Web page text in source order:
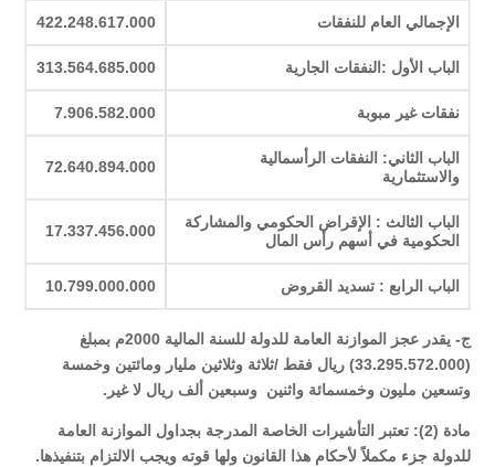
الإجمالي العام للنفقات 422.248.617.000
الباب الأول :النفقات الجارية 313.564.685.000
نفقات غير مبوبة 7.906.582.000
الباب الثاني: النفقات الرأسمالية
والاستثمارية
72.640.894.000
الباب الثالث : الإقراض الحكومي والمشاركة
الحكومية في أسهم رأس المال
17.337.456.000
الباب الرابع : تسديد القروض 10.799.000.000
ج- يقدر عجز الموازنة العامة للدولة للسنة المالية 2000م بمبلغ
(33.295.572.000) ريال فقط /ثلاثة وثلاثين مليار ومائتين وخمسة
وتسعين مليون وخمسمائة واثنين وسبعين ألف ريال لا غير.
مادة (2): تعتبر التأشيرات الخاصة المدرجة بجداول الموازنة العامة
للدولة جزء مكملاً لأحكام هذا القانون ولها قوته ويجب الالتزام بتنفيذها.